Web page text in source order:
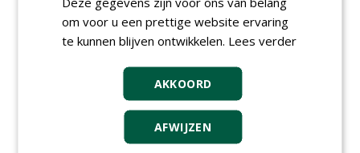
The future is now
30-06-2026 | ARTIKEL 68 sec
om voor u een prettige website ervaring
te kunnen blijven ontwikkelen. Lees verder
AKKOORD
AFWIJZEN